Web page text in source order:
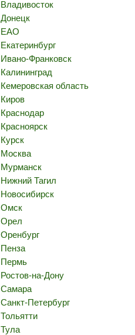
Владивосток
Донецк
ЕАО
Екатеринбург
Ивано-Франковск
Калининград
Кемеровская область
Киров
Краснодар
Красноярск
Курск
Москва
Мурманск
Нижний Тагил
Новосибирск
Омск
Орел
Оренбург
Пенза
Пермь
Ростов-на-Дону
Самара
Санкт-Петербург
Тольятти
Тула